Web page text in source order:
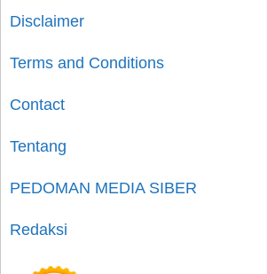
Disclaimer
Terms and Conditions
Contact
Tentang
PEDOMAN MEDIA SIBER
Redaksi